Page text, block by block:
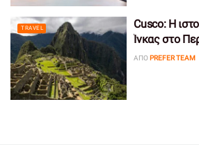
TRAVEL
Cusco: Η
Ίνκας στο
ΑΠΌ PREFER TEAM